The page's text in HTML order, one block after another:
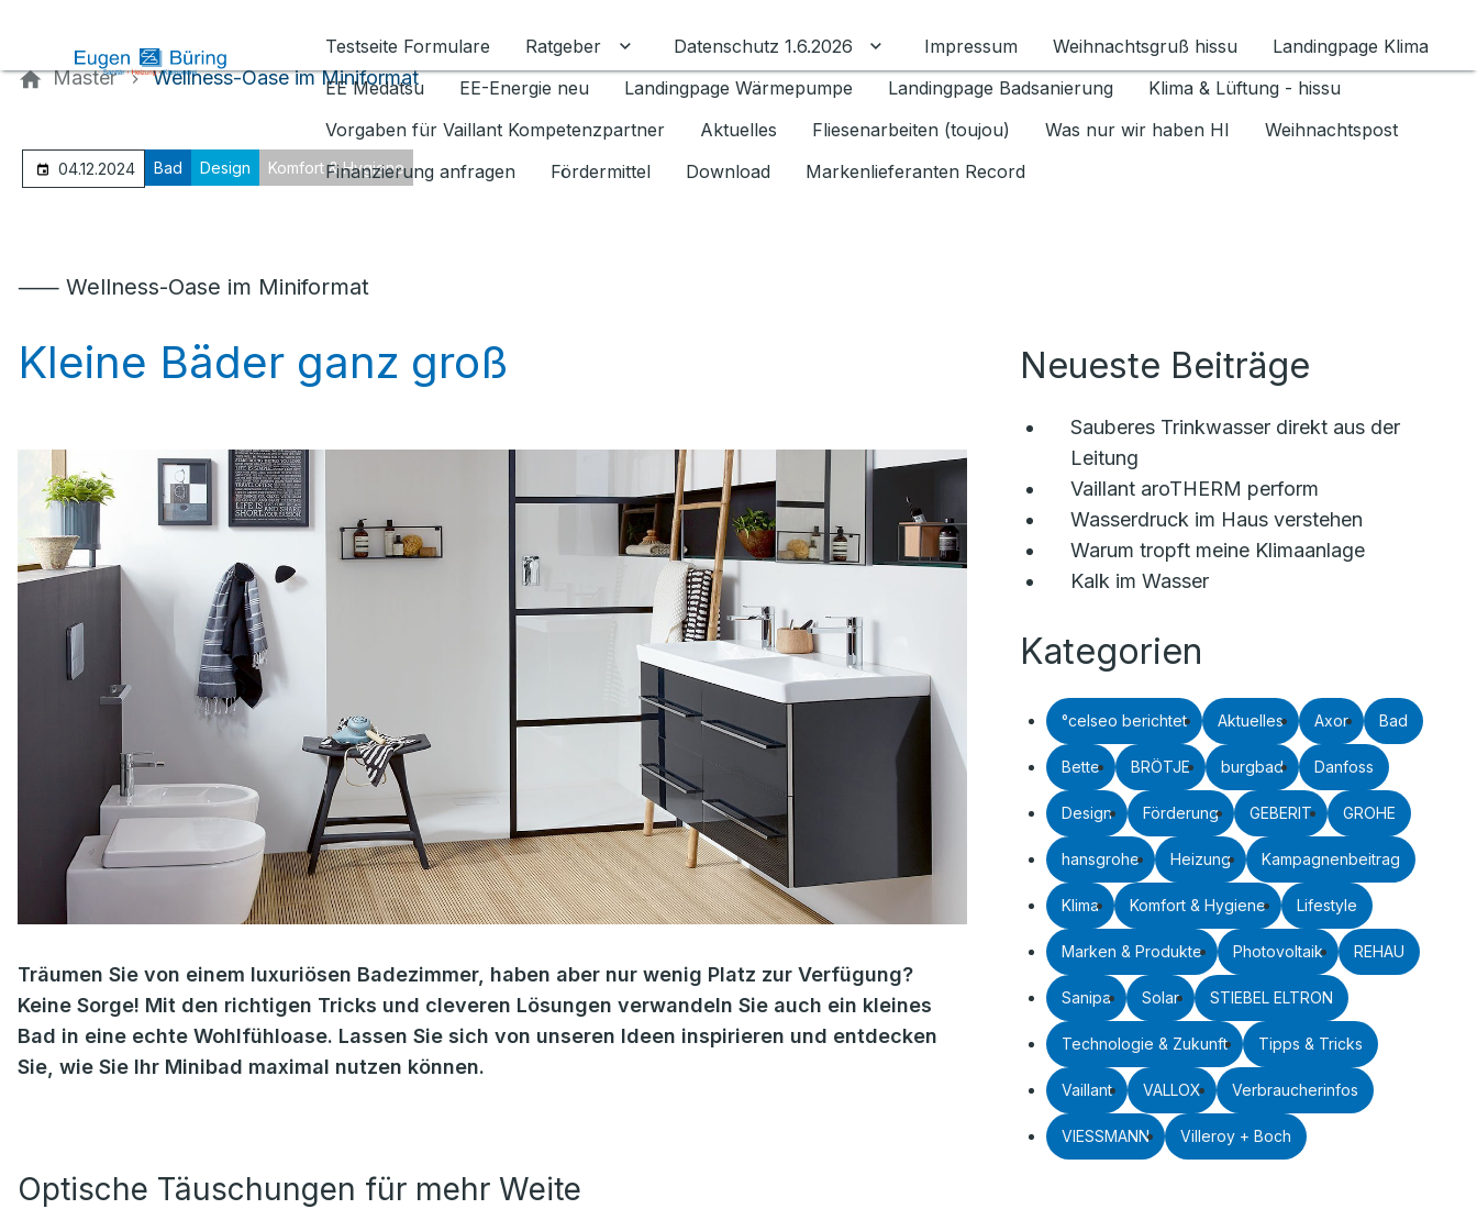
Testseite Formulare
Ratgeber Untermenü für Ratgeber umschalten
Datenschutz 1.6.2026 Untermenü für Datenschutz 1.6.2026 umschalten
Impressum Weihnachtsgruß hissu
Landingpage Klima
EE Medatsu
EE-Energie neu Landingpage Wärmepumpe Landingpage Badsanierung
Klima & Lüftung - hissu
Vorgaben für Vaillant Kompetenzpartner
Aktuelles Fliesenarbeiten (toujou) Was nur wir haben HI
Weihnachtspost
Finanzierung anfragen
Fördermittel Download Markenlieferanten Record
Master Wellness-Oase im Miniformat
04.12.2024 Bad Design Komfort & Hygiene
⸺ Wellness-Oase im Miniformat
Kleine Bäder ganz groß
Träumen Sie von einem luxuriösen Badezimmer, haben aber nur wenig Platz zur Verfügung?
Keine Sorge! Mit den richtigen Tricks und cleveren Lösungen verwandeln Sie auch ein kleines
Bad in eine echte Wohlfühloase. Lassen Sie sich von unseren Ideen inspirieren und entdecken
Sie, wie Sie Ihr Minibad maximal nutzen können.
Optische Täuschungen für mehr Weite
Neueste Beiträge
Sauberes Trinkwasser direkt aus der
Leitung
Vaillant aroTHERM perform
Wasserdruck im Haus verstehen
Warum tropft meine Klimaanlage
Kalk im Wasser
Kategorien
°celseo berichtet Aktuelles Axor Bad
Bette BRÖTJE burgbad Danfoss
Design Förderung GEBERIT GROHE
hansgrohe Heizung Kampagnenbeitrag
Klima Komfort & Hygiene Lifestyle
Marken & Produkte Photovoltaik REHAU
Sanipa Solar STIEBEL ELTRON
Technologie & Zukunft Tipps & Tricks
Vaillant VALLOX Verbraucherinfos
VIESSMANN Villeroy + Boch